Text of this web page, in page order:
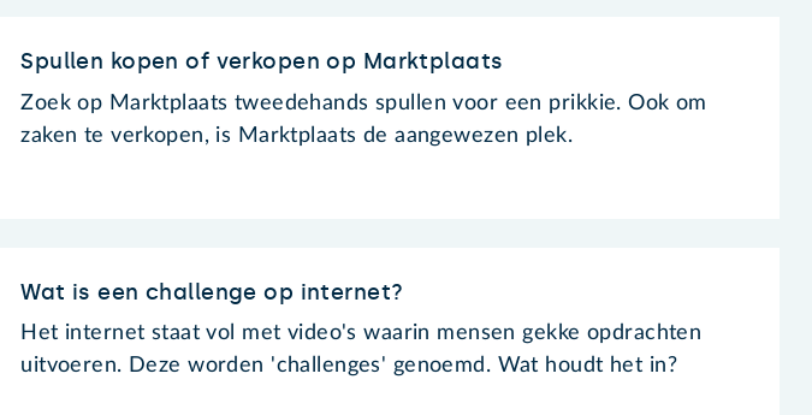
Spullen kopen of verkopen op Marktplaats
Zoek op Marktplaats tweedehands spullen voor een prikkie. Ook om
zaken te verkopen, is Marktplaats de aangewezen plek.
Wat is een challenge op internet?
Het internet staat vol met video's waarin mensen gekke opdrachten
uitvoeren. Deze worden 'challenges' genoemd. Wat houdt het in?